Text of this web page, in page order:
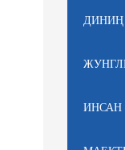
ДИНИҢ
ИНСАН